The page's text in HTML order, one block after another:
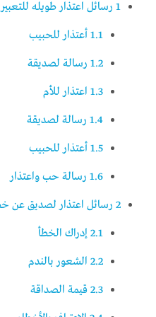
1رسائل اعتذار طويله للتعبير
1.1أعتذار للحبيب
1.2رسالة لصديقة
1.3اعتذار للأم
1.4رسالة لصديقة
1.5أعتذار للحبيب
1.6رسالة حب واعتذار
2رسائل اعتذار لصديق عن
2.1إدراك الخطأ
2.2الشعور بالندم
2.3قيمة الصداقة